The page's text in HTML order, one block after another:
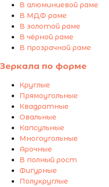
В алюминиевой раме
В МДФ раме
В золотой раме
В чёрной раме
В прозрачной раме
Зеркала по форме
Круглые
Прямоугольные
Квадратные
Овальные
Капсульные
Многоугольные
Арочные
В полный рост
Фигурные
Полукруглые